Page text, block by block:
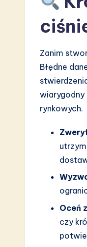
Zanim
Błędne
wiarygodny
rynkowych.
Oceń
czy